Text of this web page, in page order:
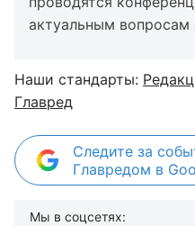
актуальным вопросам
Наши стандарты:
Главред
Следите за
Главредом в
Мы в соцсетях: